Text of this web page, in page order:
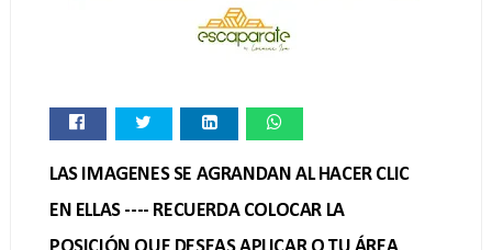
LAS IMAGENES SE AGRANDAN AL HACER CLIC
EN ELLAS ---- RECUERDA COLOCAR LA